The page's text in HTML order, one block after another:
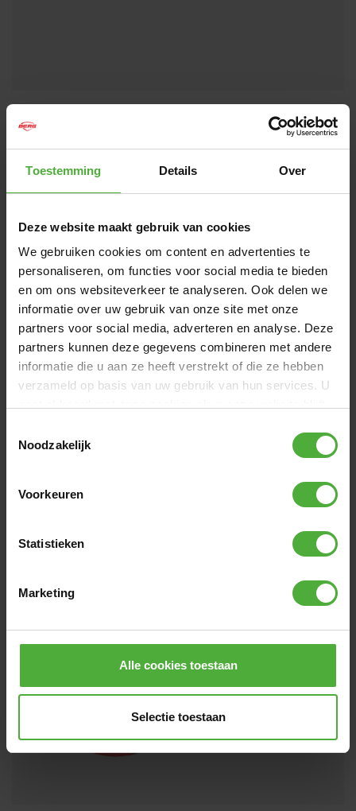
Toestemming Details Over
Deze website maakt gebruik van cookies
We gebruiken cookies om content en advertenties te
personaliseren, om functies voor social media te bieden
en om ons websiteverkeer te analyseren. Ook delen we
informatie over uw gebruik van onze site met onze
partners voor social media, adverteren en analyse. Deze
partners kunnen deze gegevens combineren met andere
informatie die u aan ze heeft verstrekt of die ze hebben
verzameld op basis van uw gebruik van hun services. U
Noodzakelijk
Voorkeuren
Statistieken
Marketing
Alle cookies toestaan
Selectie toestaan
Binnen 1-2 werkdagen bezorgd
110
(4